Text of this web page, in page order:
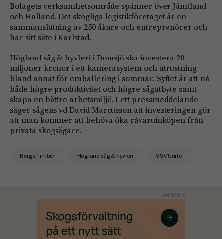
Bolagets verksamhetsområde spänner över Jämtland
och Halland. Det skogliga logistikföretaget är en
sammanslutning av 250 åkare och entreprenörer och
har sitt säte i Karlstad.
Högland såg & hyvleri i Domsjö ska investera 20
miljoner kronor i ett kamerasystem och utrustning
bland annat för emballering i sommar. Syftet är att nå
både högre produktivitet och högre sågutbyte samt
skapa en bättre arbetsmiljö. I ett pressmeddelande
säger sågens vd David Marcusson att investeringen gör
att man kommer att behöva öka råvaruinköpen från
privata skogsägare.
Bergs Timber Högland såg & hyvleri VSV Unite